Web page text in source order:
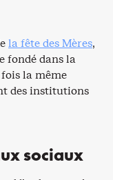
la fête des Mères,
fondé dans la
la même
des institutions
sociaux